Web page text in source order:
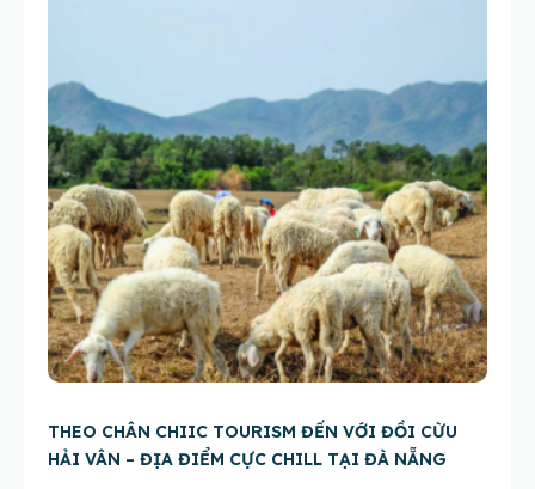
THEO CHÂN CHIIC TOURISM ĐẾN VỚI ĐỒI CỪU
HẢI VÂN – ĐỊA ĐIỂM CỰC CHILL TẠI ĐÀ NẴNG